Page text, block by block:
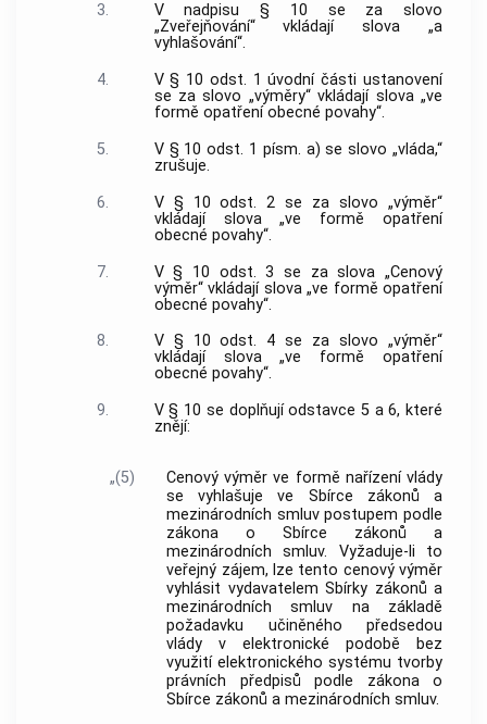
3.
V nadpisu § 10 se za slovo
„Zveřejňování“ vkládají slova „a
vyhlašování“.
4.
V § 10 odst. 1 úvodní části ustanovení
se za slovo „výměry“ vkládají slova „ve
formě opatření obecné povahy“.
5.
V § 10 odst. 1 písm. a) se slovo „vláda,“
zrušuje.
6.
V § 10 odst. 2 se za slovo „výměr“
vkládají slova „ve formě opatření
obecné povahy“.
7.
V § 10 odst. 3 se za slova „Cenový
výměr“ vkládají slova „ve formě opatření
obecné povahy“.
8.
V § 10 odst. 4 se za slovo „výměr“
vkládají slova „ve formě opatření
obecné povahy“.
9.
V § 10 se doplňují odstavce 5 a 6, které
znějí:
„(5)
Cenový výměr ve formě nařízení vlády
se vyhlašuje ve Sbírce zákonů a
mezinárodních smluv postupem podle
zákona o Sbírce zákonů a
mezinárodních smluv. Vyžaduje-li to
veřejný zájem, lze tento cenový výměr
vyhlásit vydavatelem Sbírky zákonů a
mezinárodních smluv na základě
požadavku učiněného předsedou
vlády v elektronické podobě bez
využití elektronického systému tvorby
právních předpisů podle zákona o
Sbírce zákonů a mezinárodních smluv.